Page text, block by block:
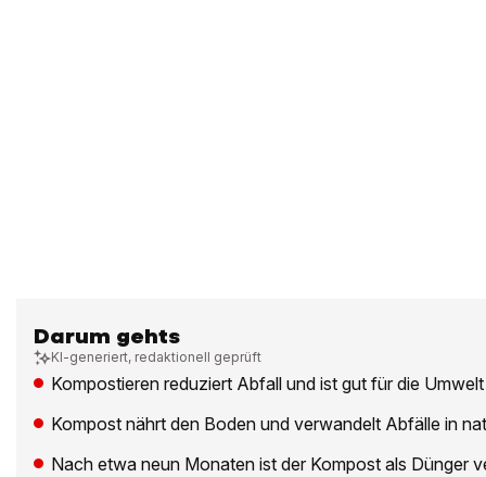
Darum gehts
KI-generiert, redaktionell geprüft
Kompostieren reduziert Abfall und ist gut für die Umwelt
Kompost nährt den Boden und verwandelt Abfälle in
Nach etwa neun Monaten ist der Kompost als Dünger